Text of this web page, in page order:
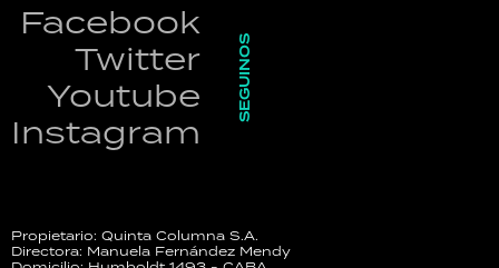
Facebook
Twitter
Youtube
Instagram
SEGUINOS
Propietario: Quinta Columna S.A.
Directora: Manuela Fernández Mendy